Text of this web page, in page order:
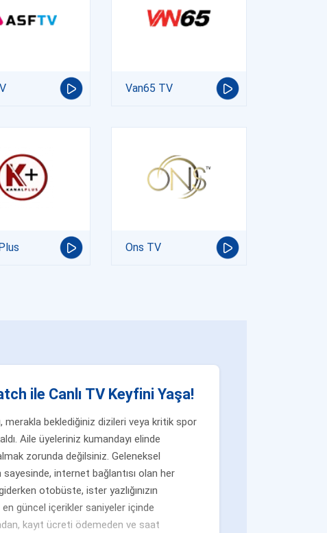
Van65 TV
Ons TV
ile Canlı TV Keyfini Yaşa!
merakla beklediğiniz dizileri veya kritik spor
Aile üyeleriniz kumandayı elinde
zorunda değilsiniz. Geleneksel
sayesinde, internet bağlantısı olan her
otobüste, ister yazlığınızın
güncel içerikler saniyeler içinde
kayıt ücreti ödemeden ve saat